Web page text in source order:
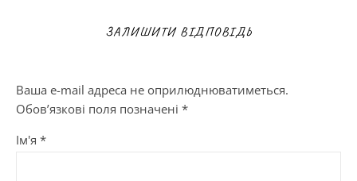
ЗАЛИШИТИ ВІДПОВІДЬ
Ваша e-mail адреса не оприлюднюватиметься.
Обов’язкові поля позначені *
Ім'я *